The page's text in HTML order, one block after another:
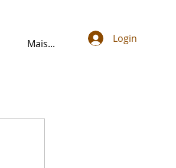
Mais... Login